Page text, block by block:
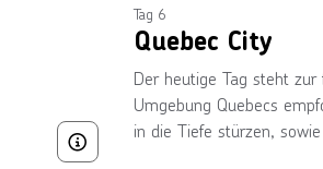
erreichst.
Bild von © Québec, City and Region / Frenette, Jean-
Tag 6
Quebec City
Der heutige Tag steht
Umgebung Quebecs
in die Tiefe stürzen,